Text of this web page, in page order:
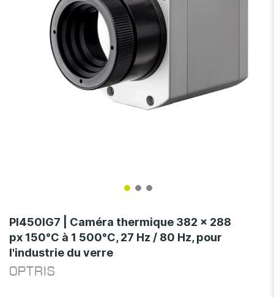
to
the
beginning
of
the
PI450IG7 | Caméra thermique 382 x 288
px 150°C à 1 500°C, 27 Hz / 80 Hz, pour
l'industrie du verre
OPTRIS